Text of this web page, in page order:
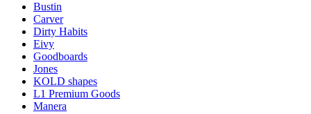
Bustin
Carver
Dirty Habits
Eivy
Goodboards
Jones
KOLD shapes
L1 Premium Goods
Manera